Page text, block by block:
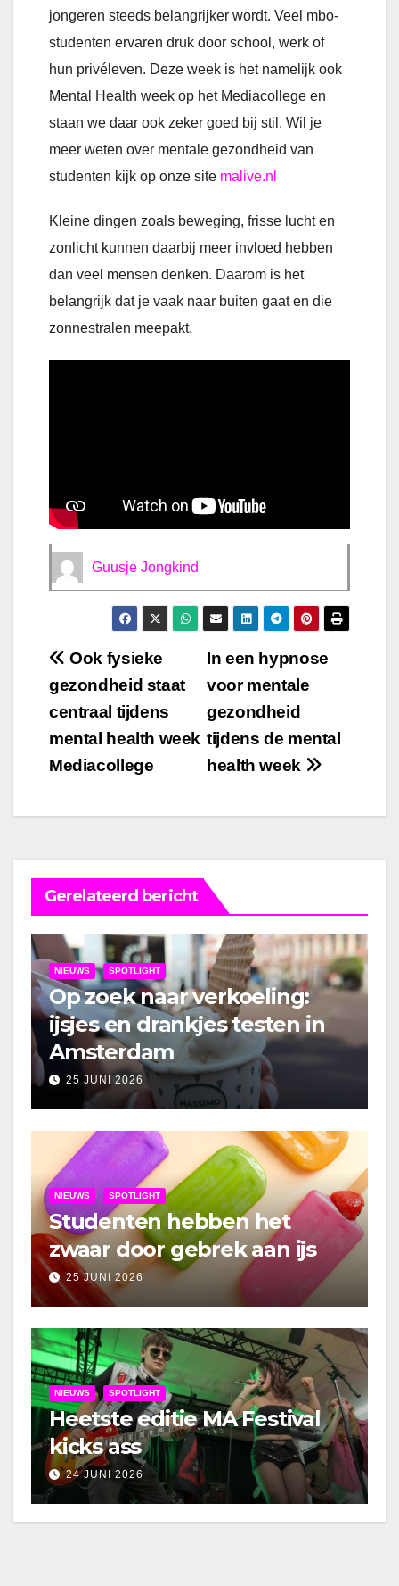
jongeren steeds belangrijker wordt. Veel mbo-
studenten ervaren druk door school, werk of
hun privéleven. Deze week is het namelijk ook
Mental Health week op het Mediacollege en
staan we daar ook zeker goed bij stil. Wil je
meer weten over mentale gezondheid van
studenten kijk op onze site malive.nl
Kleine dingen zoals beweging, frisse lucht en
zonlicht kunnen daarbij meer invloed hebben
dan veel mensen denken. Daarom is het
belangrijk dat je vaak naar buiten gaat en die
zonnestralen meepakt.
Guusje Jongkind
Bericht
navigatie
In een hypnose
voor mentale
gezondheid
tijdens de mental
health week
Ook fysieke
gezondheid staat
centraal tijdens
mental health week
Mediacollege
Gerelateerd bericht
NIEUWS SPOTLIGHT
Op zoek naar verkoeling:
ijsjes en drankjes testen in
Amsterdam
25 JUNI 2026
NIEUWS SPOTLIGHT
Studenten hebben het
zwaar door gebrek aan ijs
25 JUNI 2026
NIEUWS SPOTLIGHT
Heetste editie MA Festival
kicks ass
24 JUNI 2026